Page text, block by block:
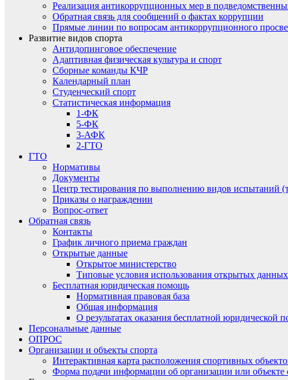
Реализация антикоррупционных мер в
Обратная связь для сообщений о фактах коррупции
Прямые линии по вопросам антикоррупционного
Развитие видов спорта
Антидопинговое обеспечение
Адаптивная физическая культура и спорт
Сборные команды КЧР
Календарный план
Студенческий спорт
Статистическая информация
1-ФК
5-ФК
3-АФК
2-ГТО
ГТО
Нормативы
Документы
Центр тестирования по выполнению видов испытаний
Приказы о награждении
Вопрос-ответ
Обратная связь
Контакты
График личного приема граждан
Открытые данные
Открытое министерство
Типовые условия использования открытых данных
Бесплатная юридическая помощь
Нормативная правовая база
Общая информация
О результатах оказания бесплатной юридической
Персональные данные
ОПРОС
Организации и объекты спорта
Интерактивная карта расположения спортивных
Форма подачи информации об организации или объекте